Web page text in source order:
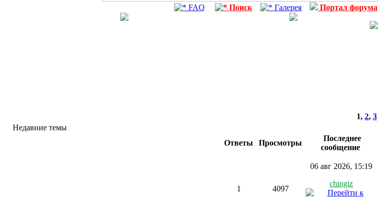
FAQ Поиск Галерея Портал форума
1, 2, 3
Недавние темы
Ответы Просмотры
Последнее
сообщение
1 4097
06 авг 2026, 15:19
chingiz